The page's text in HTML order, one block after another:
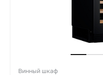
Винный шкаф